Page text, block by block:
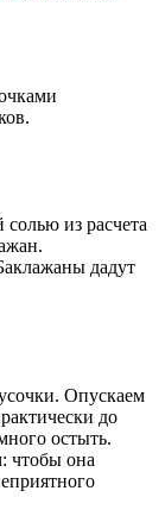
из расчета
дадут
Опускаем
до
остыть.
чтобы она